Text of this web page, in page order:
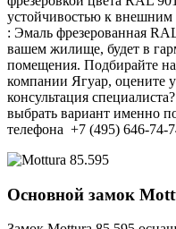
устойчивостью к внешним
: Эмаль фрезерованная
вашем жилище, будет в
помещения. Подбирайте
компании Ягуар, оцените
консультация
выбрать вариант именно
телефона +7 (495) 646-74-
Основной замок